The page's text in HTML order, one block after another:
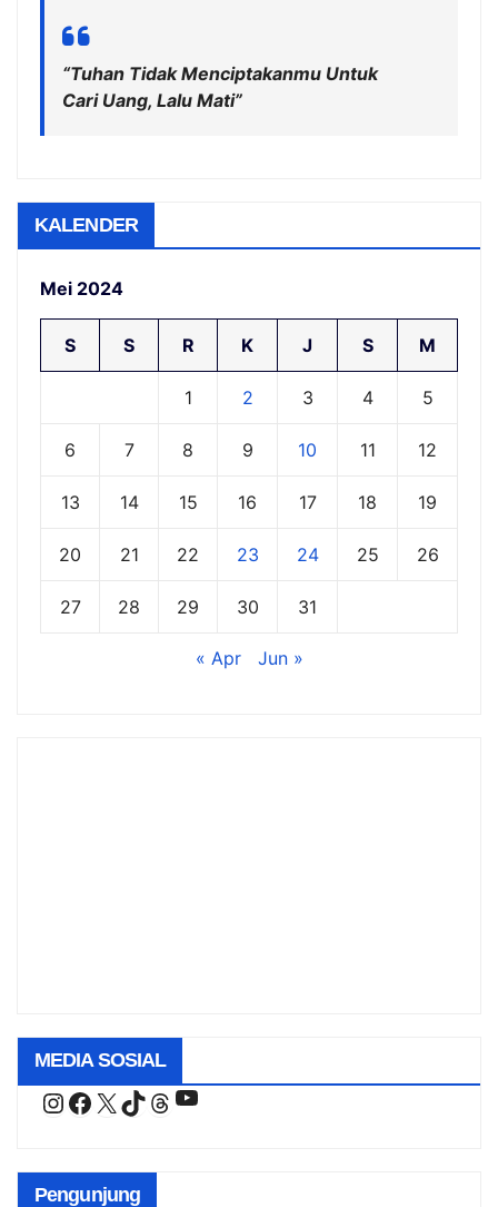
“Tuhan Tidak Menciptakanmu Untuk
Cari Uang, Lalu Mati”
KALENDER
Mei 2024
S S R K J S M
1 2 3 4 5
6 7 8 9 10 11 12
13 14 15 16 17 18 19
20 21 22 23 24 25 26
27 28 29 30 31
« Apr Jun »
MEDIA SOSIAL
Instagram
Facebook
X TikTok
Threads
YouTube
Pengunjung